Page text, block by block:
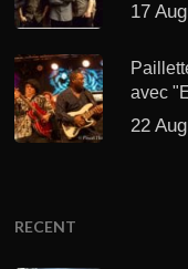
17
avec
22
RECENT